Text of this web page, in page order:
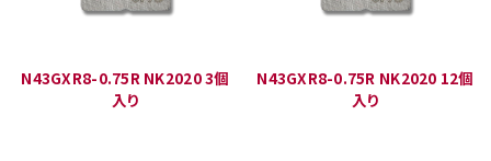
N43GXR8-0.75R NK2020 3個
入り
N43GXR8-0.75R NK2020 12個
入り